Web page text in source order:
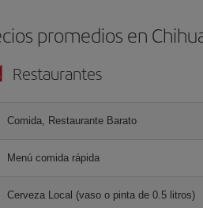
promedios en
Restaurantes
Comida, Restaurante Barato
Menú comida rápida
Cerveza Local (vaso o pinta de 0.5 litros)